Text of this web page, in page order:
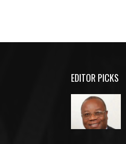
EDITOR PICKS